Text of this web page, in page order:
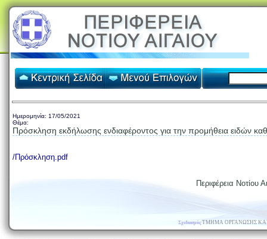
Ημερομηνία: 17/05/2021
Θέμα:
Πρόσκληση εκδήλωσης ενδιαφέροντος για την προμήθεια ειδών
/Πρόσκληση.pdf
Περιφέρεια Νοτίου
ΣχεδιασμόςΤΜΗΜΑ ΟΡΓΑΝΩΣΗΣ